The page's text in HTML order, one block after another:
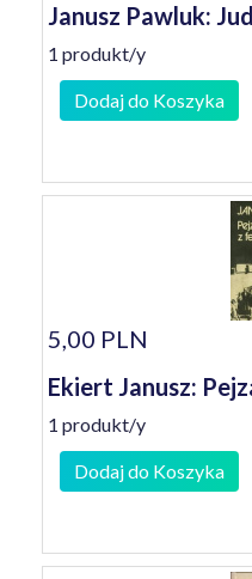
Janusz Pawluk:
1 produkt/y
Dodaj do Koszyka
5,00 PLN
Ekiert Janusz:
1 produkt/y
Dodaj do Koszyka